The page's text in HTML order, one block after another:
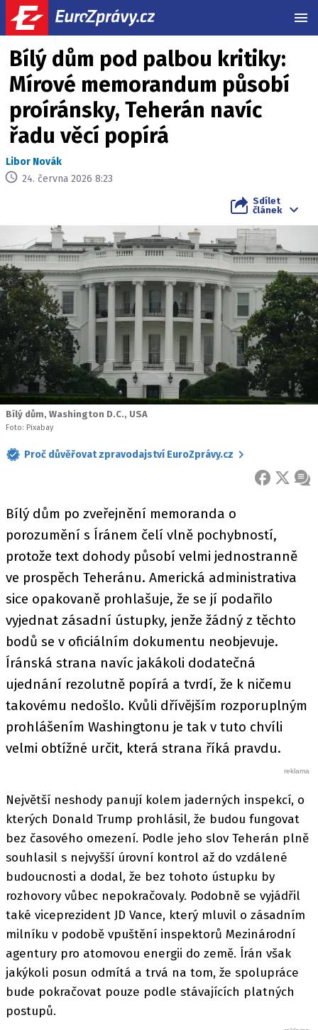
Bílý dům pod palbou kritiky:
Mírové memorandum působí
proíránsky, Teherán navíc
řadu věcí popírá
Libor Novák
24. června 2026 8:23
Sdílet
článek
Bílý dům, Washington D.C., USA
Foto: Pixabay
Proč důvěřovat zpravodajství EuroZprávy.cz
FACEBOOK
X
Bílý dům po zveřejnění memoranda o
porozumění s Íránem čelí vlně pochybností,
protože text dohody působí velmi jednostranně
ve prospěch Teheránu. Americká administrativa
sice opakovaně prohlašuje, že se jí podařilo
vyjednat zásadní ústupky, jenže žádný z těchto
bodů se v oficiálním dokumentu neobjevuje.
Íránská strana navíc jakákoli dodatečná
ujednání rezolutně popírá a tvrdí, že k ničemu
takovému nedošlo. Kvůli dřívějším rozporuplným
prohlášením Washingtonu je tak v tuto chvíli
velmi obtížné určit, která strana říká pravdu.
Největší neshody panují kolem jaderných inspekcí, o
kterých Donald Trump prohlásil, že budou fungovat
bez časového omezení. Podle jeho slov Teherán plně
souhlasil s nejvyšší úrovní kontrol až do vzdálené
budoucnosti a dodal, že bez tohoto ústupku by
rozhovory vůbec nepokračovaly. Podobně se vyjádřil
také viceprezident JD Vance, který mluvil o zásadním
milníku v podobě vpuštění inspektorů Mezinárodní
agentury pro atomovou energii do země. Írán však
jakýkoli posun odmítá a trvá na tom, že spolupráce
bude pokračovat pouze podle stávajících platných
postupů.